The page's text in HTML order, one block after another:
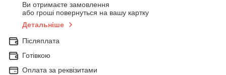
Ви отримаєте замовлення
або гроші повернуться на вашу картку
Детальніше
Післяплата
Готівкою
Оплата за реквізитами